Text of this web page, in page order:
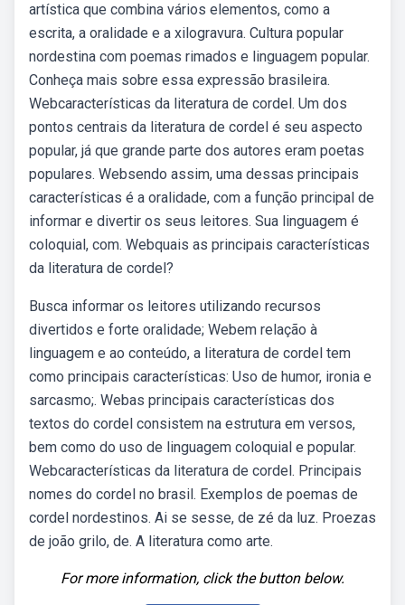
artística que combina vários elementos, como a
escrita, a oralidade e a xilogravura. Cultura popular
nordestina com poemas rimados e linguagem popular.
Conheça mais sobre essa expressão brasileira.
Webcaracterísticas da literatura de cordel. Um dos
pontos centrais da literatura de cordel é seu aspecto
popular, já que grande parte dos autores eram poetas
populares. Websendo assim, uma dessas principais
características é a oralidade, com a função principal de
informar e divertir os seus leitores. Sua linguagem é
coloquial, com. Webquais as principais características
da literatura de cordel?
Busca informar os leitores utilizando recursos
divertidos e forte oralidade; Webem relação à
linguagem e ao conteúdo, a literatura de cordel tem
como principais características: Uso de humor, ironia e
sarcasmo;. Webas principais características dos
textos do cordel consistem na estrutura em versos,
bem como do uso de linguagem coloquial e popular.
Webcaracterísticas da literatura de cordel. Principais
nomes do cordel no brasil. Exemplos de poemas de
cordel nordestinos. Ai se sesse, de zé da luz. Proezas
de joão grilo, de. A literatura como arte.
For more information, click the button below.